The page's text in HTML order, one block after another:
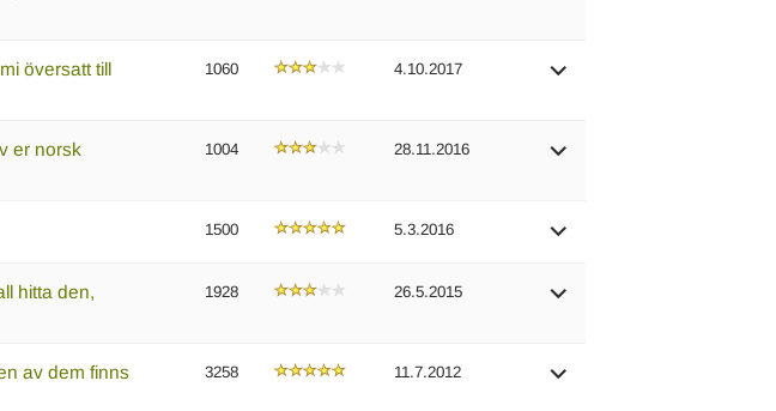
översatt till
1060 4.10.2017
er norsk
1004 28.11.2016
1500 5.3.2016
hitta den,
1928 26.5.2015
av dem finns
3258 11.7.2012